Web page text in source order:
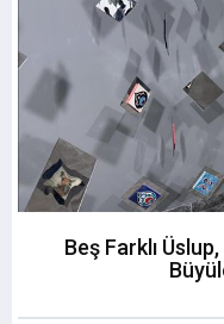
Beş Farklı